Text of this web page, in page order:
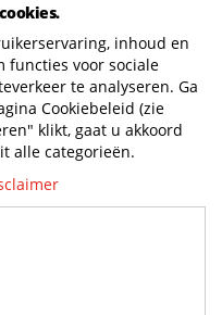
in
en
de nieuwe
body carrier
inhoud en
functies voor sociale
te analyseren. Ga
Cookiebeleid (zie
klikt, gaat u akkoord
alle categorieën.